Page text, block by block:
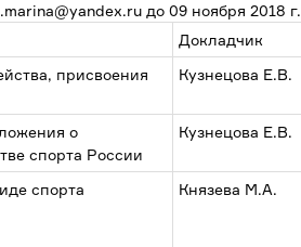
до 09 ноября 2018 г.
Докладчик
присвоения
Кузнецова Е.В.
о
спорта России
Кузнецова Е.В.
спорта
Князева М.А.